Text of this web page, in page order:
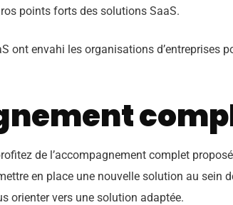
points forts des solutions SaaS.
ont envahi les organisations d’entreprises
de l’accompagnement complet
en place une nouvelle solution au sein
orienter vers une solution adaptée.